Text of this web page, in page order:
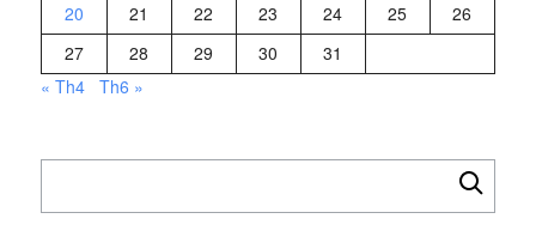
20
21 22 23 24 25
26
27
28 29 30
31
« Th4
Th6 »
cho: